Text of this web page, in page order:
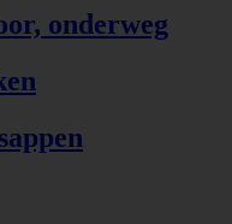
onderweg